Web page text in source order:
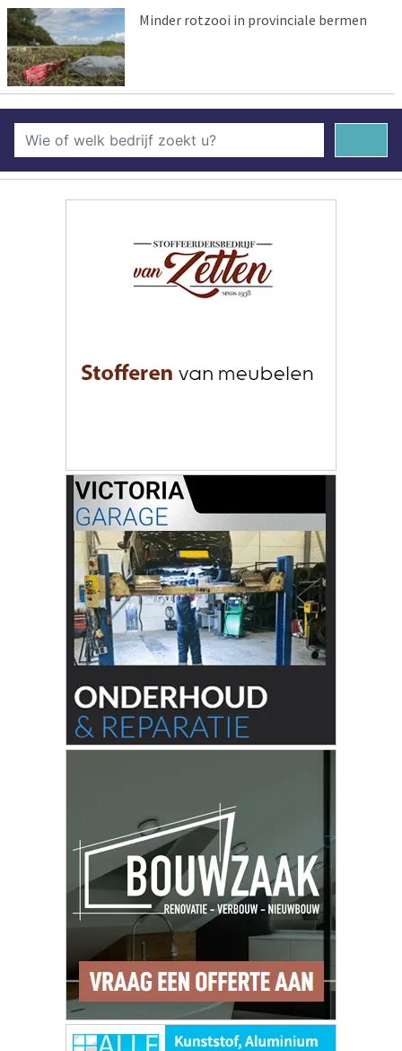
Minder rotzooi in provinciale bermen